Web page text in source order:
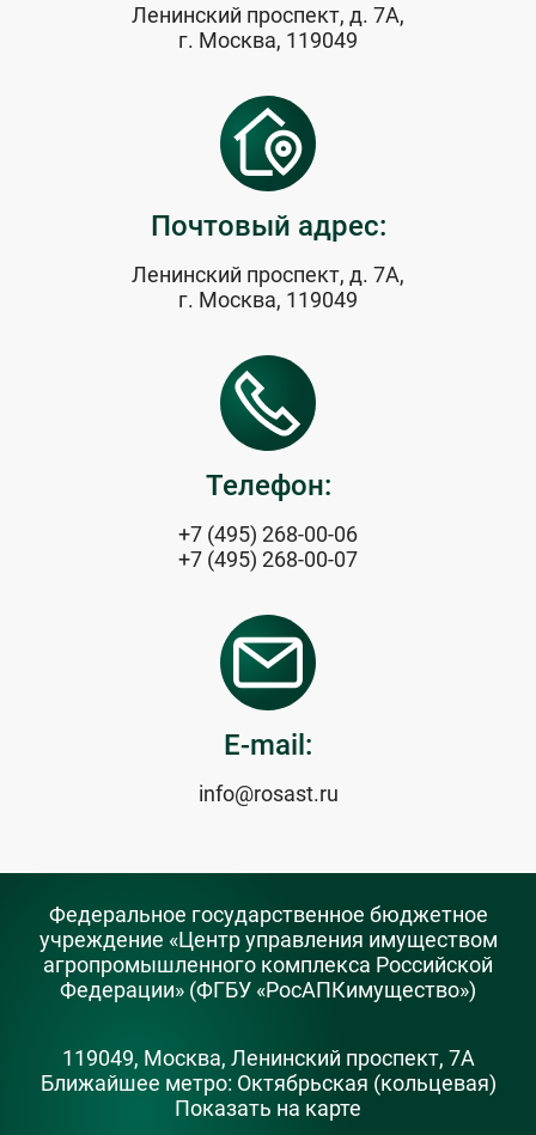
Ленинский проспект, д. 7А,
г. Москва, 119049
Почтовый адрес:
Ленинский проспект, д. 7А,
г. Москва, 119049
Телефон:
+7 (495) 268-00-06
+7 (495) 268-00-07
E-mail:
info@rosast.ru
Федеральное государственное бюджетное
учреждение «Центр управления имуществом
агропромышленного комплекса Российской
Федерации» (ФГБУ «РосАПКимущество»)
119049, Москва, Ленинский проспект, 7А
Ближайшее метро: Октябрьская (кольцевая)
Показать на карте